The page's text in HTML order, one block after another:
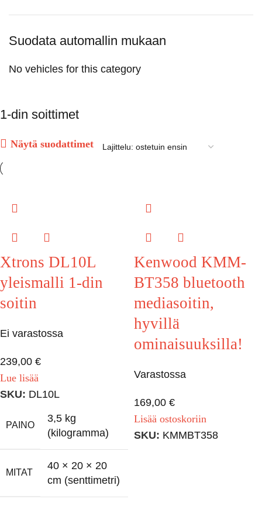
Suodata automallin mukaan
No vehicles for this category
1-din soittimet
Näytä suodattimet
Xtrons DL10L
yleismalli 1-din
soitin
Ei varastossa
239,00 €
Lue lisää
SKU: DL10L
PAINO
3,5 kg
(kilogramma)
MITAT
40 × 20 × 20
cm (senttimetri)
Kenwood KMM-
BT358 bluetooth
mediasoitin,
hyvillä
ominaisuuksilla!
Varastossa
169,00 €
Lisää ostoskoriin
SKU: KMMBT358